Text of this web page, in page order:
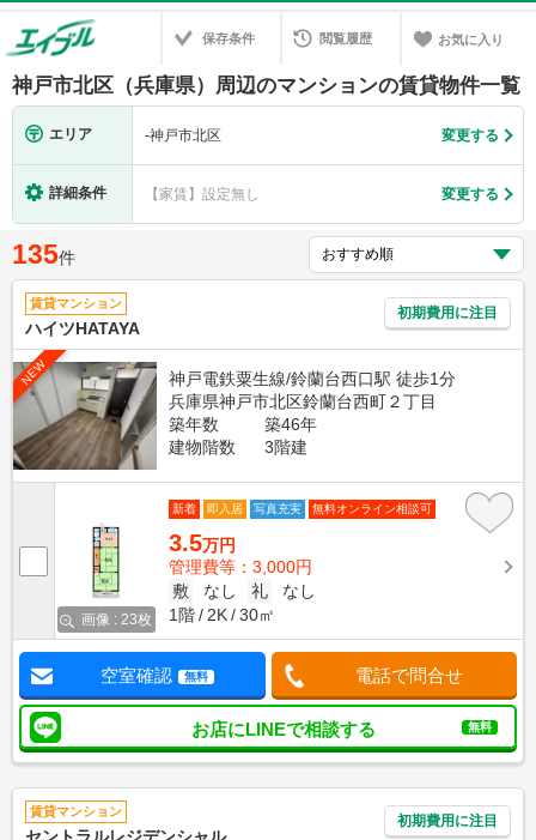
保存条件 閲覧履歴 お気に入り
神戸市北区（兵庫県）周辺のマンションの賃貸物件一覧
エリア -神戸市北区 変更する
詳細条件 【家賃】設定無し 変更する
135件
賃貸マンション
ハイツHATAYA
初期費用に注目
NEW
神戸電鉄粟生線/鈴蘭台西口駅 徒歩1分
兵庫県神戸市北区鈴蘭台西町２丁目
築年数
築46年
建物階数
3階建
画像 : 23枚
新着 即入居 写真充実 無料オンライン相談可
3.5万円
管理費等：3,000円
敷
なし 礼
なし
1階
2K 30㎡
空室確認 無料 電話で問合せ
お店にLINEで相談する 無料
賃貸マンション
初期費用に注目